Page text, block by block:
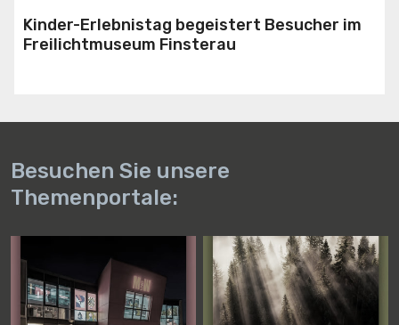
Kinder-Erlebnistag begeistert Besucher im
Freilichtmuseum Finsterau
Besuchen Sie unsere
Themenportale: